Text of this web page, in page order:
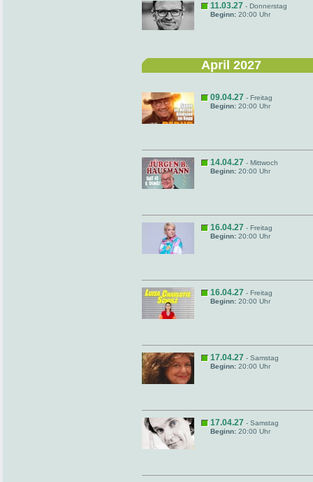
11.03.27 - Donnerstag
Beginn: 20:00 Uhr
April 2027
09.04.27 - Freitag
Beginn: 20:00 Uhr
14.04.27 - Mittwoch
Beginn: 20:00 Uhr
16.04.27 - Freitag
Beginn: 20:00 Uhr
16.04.27 - Freitag
Beginn: 20:00 Uhr
17.04.27 - Samstag
Beginn: 20:00 Uhr
17.04.27 - Samstag
Beginn: 20:00 Uhr